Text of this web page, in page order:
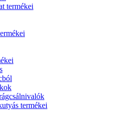
termékei
termékei